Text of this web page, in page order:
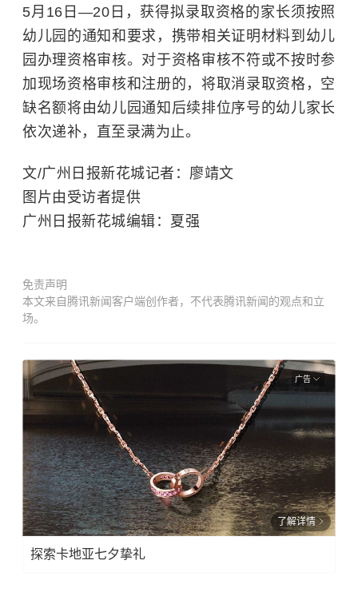
5月16日—20日，获得拟录取资格的家长须按照
幼儿园的通知和要求，携带相关证明材料到幼儿
园办理资格审核。对于资格审核不符或不按时参
加现场资格审核和注册的，将取消录取资格，空
缺名额将由幼儿园通知后续排位序号的幼儿家长
依次递补，直至录满为止。
文/广州日报新花城记者：廖靖文
图片由受访者提供
广州日报新花城编辑：夏强
免责声明
本文来自腾讯新闻客户端创作者，不代表腾讯新闻的观点和立
场。
广告
了解详情
探索卡地亚七夕挚礼